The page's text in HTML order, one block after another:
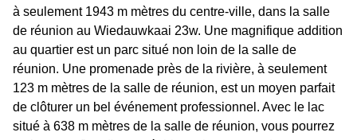
à seulement 1943 m mètres du centre-ville, dans la salle
de réunion au Wiedauwkaai 23w. Une magnifique addition
au quartier est un parc situé non loin de la salle de
réunion. Une promenade près de la rivière, à seulement
123 m mètres de la salle de réunion, est un moyen parfait
de clôturer un bel événement professionnel. Avec le lac
situé à 638 m mètres de la salle de réunion, vous pourrez